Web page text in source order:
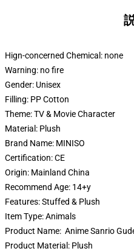
Hign-concerned Chemical: none
Warning: no fire
Gender: Unisex
Filling: PP Cotton
Theme:TV & Movie Character
Material: Plush
Brand Name: MINISO
Certification:CE
Origin: Mainland China
Recommend Age: 14+y
Features:Stuffed & Plush
Item Type:Animals
Product Name: Anime Sanrio
Product Material: Plush